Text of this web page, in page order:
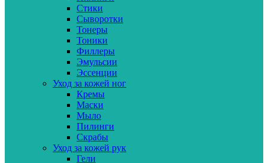
Стики
Сыворотки
Тонеры
Тоники
Филлеры
Эмульсии
Эссенции
Уход за кожей ног
Кремы
Маски
Мыло
Пилинги
Скрабы
Уход за кожей рук
Гели